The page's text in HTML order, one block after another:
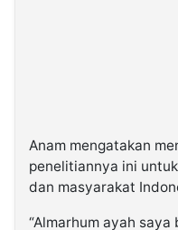
Anam mengatakan
penelitiannya ini
dan masyarakat
“Almarhum ayah